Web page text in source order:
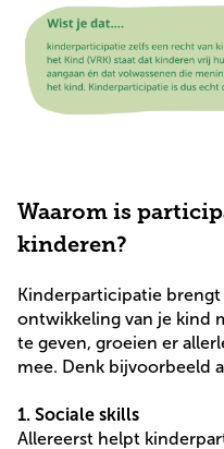
Waarom is
kinderen?
Kinderparticipatie
ontwikkeling van je kind
te geven, groeien er
mee. Denk bijvoorbeeld
1. Sociale skills
Allereerst helpt